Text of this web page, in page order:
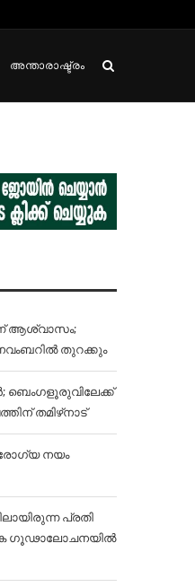
അന്താരാഷ്ട്രം
ആശ്വാസം;
തുറക്കും
ബെംഗളൂരുവിലേക്ക്
തമിഴ്‌നാട്
നയം
പ്രതി
ഗൂഢാലോചനയിൽ